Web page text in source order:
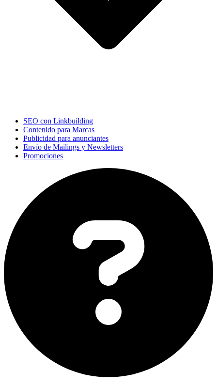
SEO con Linkbuilding
Contenido para Marcas
Publicidad para anunciantes
Envío de Mailings y Newsletters
Promociones